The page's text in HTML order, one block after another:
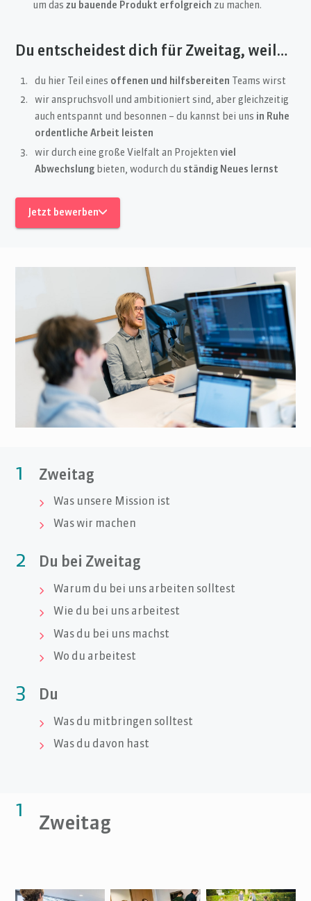
um das zu bauende Produkt erfolgreich zu machen.
Du entscheidest dich für Zweitag, weil…
du hier Teil eines offenen und hilfsbereiten Teams wirst
wir anspruchsvoll und ambitioniert sind, aber gleichzeitig
auch entspannt und besonnen – du kannst bei uns in Ruhe
ordentliche Arbeit leisten
wir durch eine große Vielfalt an Projektenviel
Abwechslung bieten, wodurch du ständig Neues lernst
Jetzt bewerben
1 Zweitag
 Was unsere Mission ist
 Was wir machen
2 Du bei Zweitag
 Warum du bei uns arbeiten solltest
 Wie du bei uns arbeitest
 Was du bei uns machst
 Wo du arbeitest
3 Du
 Was du mitbringen solltest
 Was du davon hast
1
Zweitag